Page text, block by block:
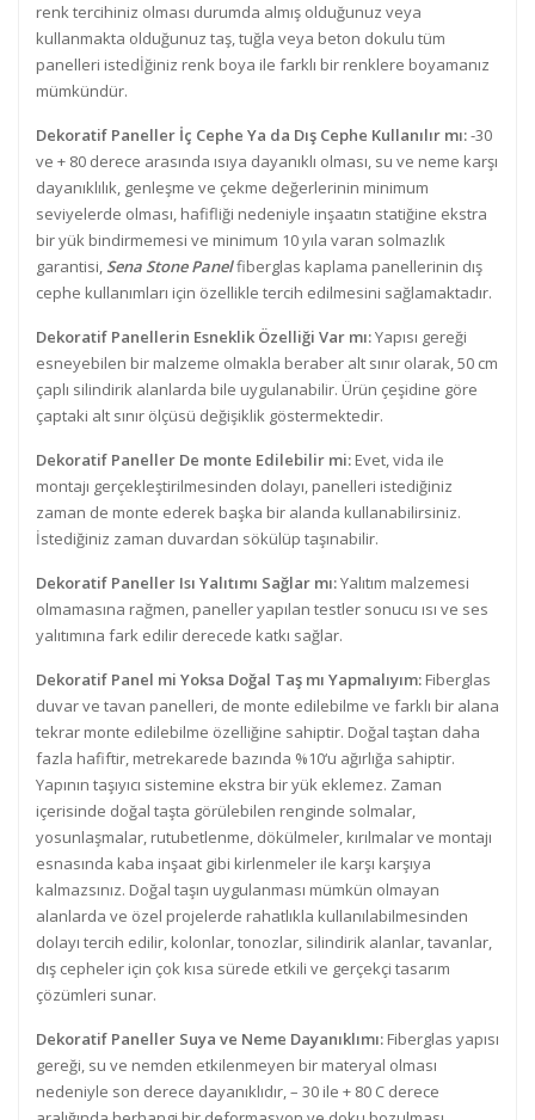
renk tercihiniz olması durumda almış olduğunuz veya
kullanmakta olduğunuz taş, tuğla veya beton dokulu tüm
panelleri istedİğiniz renk boya ile farklı bir renklere boyamanız
mümkündür.
Dekoratif Paneller İç Cephe Ya da Dış Cephe Kullanılır mı:-30
ve + 80 derece arasında ısıya dayanıklı olması, su ve neme karşı
dayanıklılık, genleşme ve çekme değerlerinin minimum
seviyelerde olması, hafifliği nedeniyle inşaatın statiğine ekstra
bir yük bindirmemesi ve minimum 10 yıla varan solmazlık
garantisi, Sena Stone Panelfiberglas kaplama panellerinin dış
cephe kullanımları için özellikle tercih edilmesini sağlamaktadır.
Dekoratif Panellerin Esneklik Özelliği Var mı:Yapısı gereği
esneyebilen bir malzeme olmakla beraber alt sınır olarak, 50 cm
çaplı silindirik alanlarda bile uygulanabilir. Ürün çeşidine göre
çaptaki alt sınır ölçüsü değişiklik göstermektedir.
Dekoratif Paneller De monte Edilebilir mi: Evet, vida ile
montajı gerçekleştirilmesinden dolayı, panelleri istediğiniz
zaman de monte ederek başka bir alanda kullanabilirsiniz.
İstediğiniz zaman duvardan sökülüp taşınabilir.
Dekoratif Paneller Isı Yalıtımı Sağlar mı:Yalıtım malzemesi
olmamasına rağmen, paneller yapılan testler sonucu ısı ve ses
yalıtımına fark edilir derecede katkı sağlar.
Dekoratif Panel mi Yoksa Doğal Taş mı Yapmalıyım: Fiberglas
duvar ve tavan panelleri, de monte edilebilme ve farklı bir alana
tekrar monte edilebilme özelliğine sahiptir. Doğal taştan daha
fazla hafiftir, metrekarede bazında %10‘u ağırlığa sahiptir.
Yapının taşıyıcı sistemine ekstra bir yük eklemez. Zaman
içerisinde doğal taşta görülebilen renginde solmalar,
yosunlaşmalar, rutubetlenme, dökülmeler, kırılmalar ve montajı
esnasında kaba inşaat gibi kirlenmeler ile karşı karşıya
kalmazsınız. Doğal taşın uygulanması mümkün olmayan
alanlarda ve özel projelerde rahatlıkla kullanılabilmesinden
dolayı tercih edilir, kolonlar, tonozlar, silindirik alanlar, tavanlar,
dış cepheler için çok kısa sürede etkili ve gerçekçi tasarım
çözümleri sunar.
Dekoratif Paneller Suya ve Neme Dayanıklımı: Fiberglas yapısı
gereği, su ve nemden etkilenmeyen bir materyal olması
nedeniyle son derece dayanıklıdır, – 30 ile + 80 C derece